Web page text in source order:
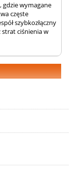
gdzie wymagane
częste
szybkozłączny
ciśnienia w